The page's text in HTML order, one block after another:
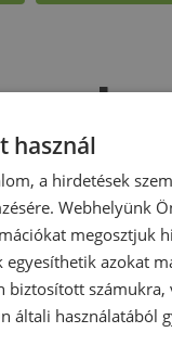
Raktáron
használ
a hirdetések
Webhelyünk
megosztjuk
azokat
biztosított számukra,
általi használatából